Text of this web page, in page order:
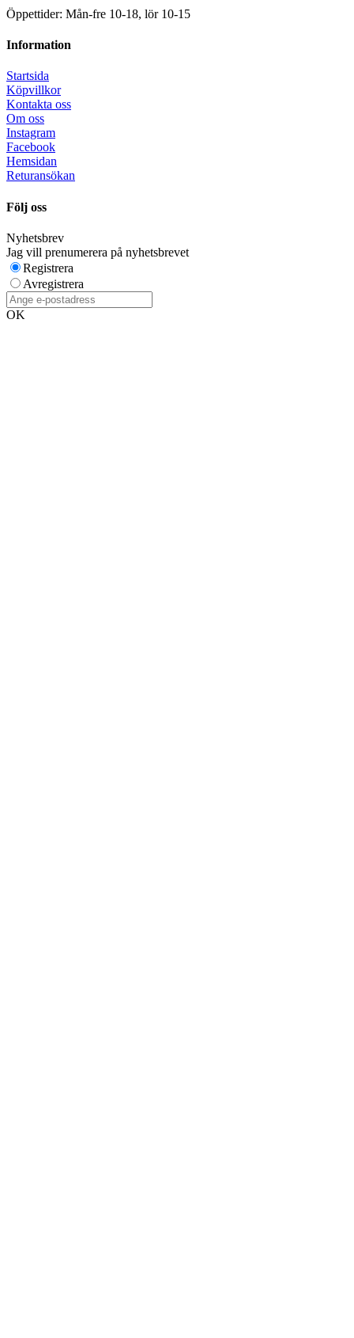
Öppettider: Mån-fre 10-18, lör 10-15
Information
Startsida
Köpvillkor
Kontakta oss
Om oss
Instagram
Facebook
Hemsidan
Returansökan
Följ oss
Nyhetsbrev
Jag vill prenumerera på nyhetsbrevet
Registrera
Avregistrera
OK